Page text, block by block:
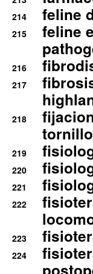
214 feline
215
feline
216
217
218
219
220
221
222
223
224